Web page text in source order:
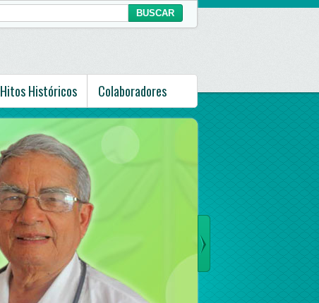
Hitos Históricos Colaboradores